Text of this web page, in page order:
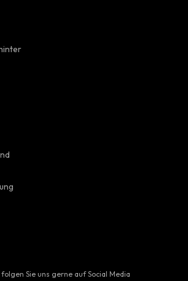
Sie uns gerne auf Social Media